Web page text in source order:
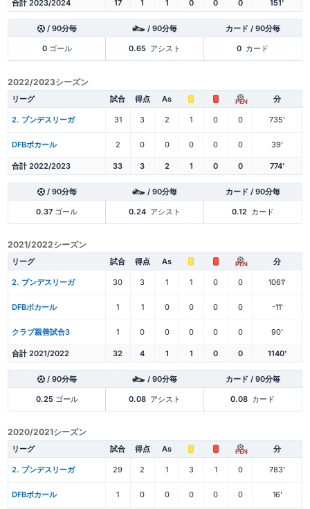
合計 2023/2024 17 1 1 0 0 0 151'
/ 90分毎 / 90分毎 カード / 90分毎
0ゴール 0.65 アシスト 0 カード
2022/2023シーズン
リーグ 試合 得点 As PEN 分
2. ブンデスリーガ 31 3 2 1 0 0 735'
DFBポカール 2 0 0 0 0 0 39'
合計 2022/2023 33 3 2 1 0 0 774'
/ 90分毎 / 90分毎 カード / 90分毎
0.37 ゴール 0.24 アシスト 0.12 カード
2021/2022シーズン
リーグ 試合 得点 As PEN 分
2. ブンデスリーガ 30 3 1 1 0 0 1061'
DFBポカール 1 1 0 0 0 0 -11'
クラブ親善試合3 1 0 0 0 0 0 90'
合計 2021/2022 32 4 1 1 0 0 1140'
/ 90分毎 / 90分毎 カード / 90分毎
0.25ゴール 0.08 アシスト 0.08 カード
2020/2021シーズン
リーグ 試合 得点 As PEN 分
2. ブンデスリーガ 29 2 1 3 1 0 783'
DFBポカール 1 0 0 0 0 0 16'